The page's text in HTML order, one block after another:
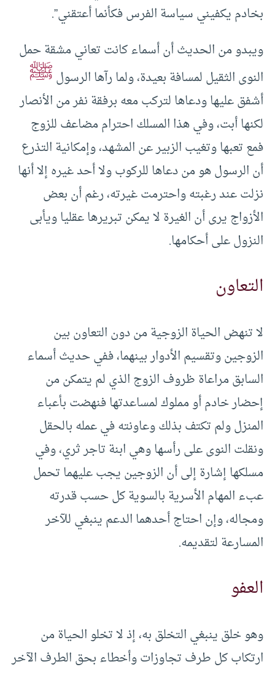
بخادم يكفيني سياسة الفرس فكأنما أعتقني”.
ويبدو من الحديث أن أسماء كانت تعاني مشقة حمل
النوى الثقيل لمسافة بعيدة، ولما رآها الرسولﷺ
أشفق عليها ودعاها لتركب معه برفقة نفر من الأنصار
لكنها أبت، وفي هذا المسلك احترام مضاعف للزوج
فمع تعبها وتغيب الزبير عن المشهد، وإمكانية التذرع
أن الرسول هو من دعاها للركوب ولا أحد غيره إلا أنها
نزلت عند رغبته واحترمت غيرته، رغم أن بعض
الأزواج يرى أن الغيرة لا يمكن تبريرها عقليا ويأبى
النزول على أحكامها.
التعاون
لا تنهض الحياة الزوجية من دون التعاون بين
الزوجين وتقسيم الأدوار بينهما، ففي حديث أسماء
السابق مراعاة ظروف الزوج الذي لم يتمكن من
إحضار خادم أو مملوك لمساعدتها فنهضت بأعباء
المنزل ولم تكتف بذلك وعاونته في عمله بالحقل
ونقلت النوى على رأسها وهي ابنة تاجر ثري، وفي
مسلكها إشارة إلى أن الزوجين يجب عليهما تحمل
عبء المهام الأسرية بالسوية كل حسب قدرته
ومجاله، وإن احتاج أحدهما الدعم ينبغي للآخر
المسارعة لتقديمه.
العفو
وهو خلق ينبغي التخلق به، إذ لا تخلو الحياة من
ارتكاب كل طرف تجاوزات وأخطاء بحق الطرف الآخر